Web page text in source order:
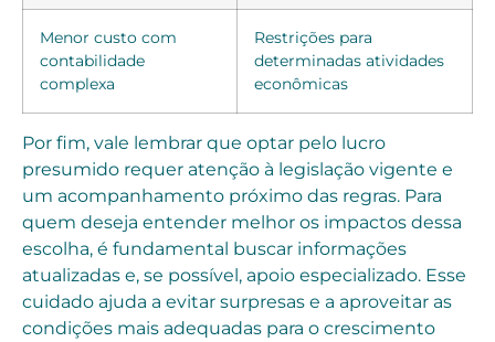
Menor custo com
contabilidade
complexa
Restrições para
determinadas atividades
econômicas
Por fim, vale lembrar que optar pelo lucro
presumido requer atenção à legislação vigente e
um acompanhamento próximo das regras. Para
quem deseja entender melhor os impactos dessa
escolha, é fundamental buscar informações
atualizadas e, se possível, apoio especializado. Esse
cuidado ajuda a evitar surpresas e a aproveitar as
condições mais adequadas para o crescimento